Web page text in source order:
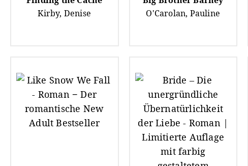
Kirby, Denise
O'Carolan, Pauline